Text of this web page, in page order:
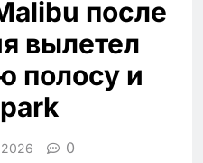
после
вылетел
полосу и
0